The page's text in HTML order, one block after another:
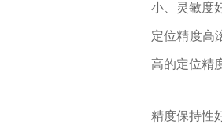
小、灵敏度
定位精度高
高的定位精
精度保持性